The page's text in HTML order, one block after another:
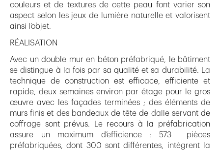
couleurs et de textures de cette peau font varier son
aspect selon les jeux de lumière naturelle et valorisent
ainsi l’objet.
RÉALISATION
Avec un double mur en béton préfabriqué, le bâtiment
se distingue à la fois par sa qualité et sa durabilité. La
technique de construction est efficace, efficiente et
rapide, deux semaines environ par étage pour le gros
œuvre avec les façades terminées ; des éléments de
murs finis et des bandeaux de tête de dalle servant de
coffrage sont prévus. Le recours à la préfabrication
assure un maximum d’efficience : 573 pièces
préfabriquées, dont 300 sont différentes, intègrent la